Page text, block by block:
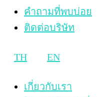
คำถามที่พบบ่อย
ติดต่อบริษัท
TH EN
เกี่ยวกับเรา